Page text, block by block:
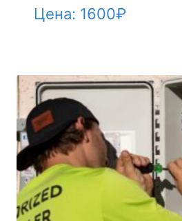
Цена: 1600₽